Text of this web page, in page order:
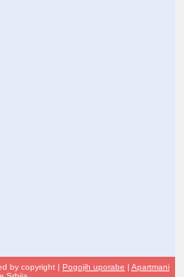
by copyright | Pogojih uporabe | Apartmani